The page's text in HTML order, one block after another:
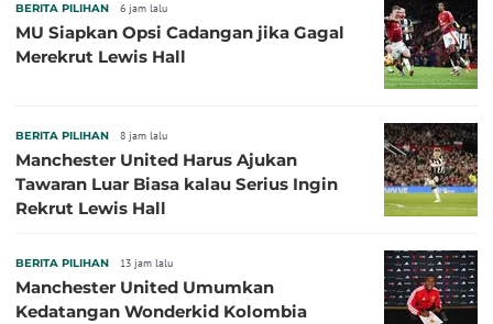
BERITA PILIHAN 6 jam lalu
MU Siapkan Opsi Cadangan jika Gagal
Merekrut Lewis Hall
BERITA PILIHAN 8 jam lalu
Manchester United Harus Ajukan
Tawaran Luar Biasa kalau Serius Ingin
Rekrut Lewis Hall
BERITA PILIHAN 13 jam lalu
Manchester United Umumkan
Kedatangan Wonderkid Kolombia